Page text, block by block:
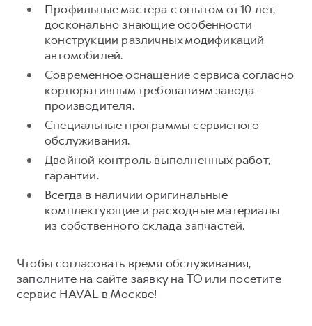
Профильные мастера с опытом от 10 лет,
досконально знающие особенности
конструкции различных модификаций
автомобилей.
Современное оснащение сервиса согласно
корпоративным требованиям завода-
производителя.
Специальные программы сервисного
обслуживания.
Двойной контроль выполненных работ,
гарантии.
Всегда в наличии оригинальные
комплектующие и расходные материалы
из собственного склада запчастей.
Чтобы согласовать время обслуживания,
заполните на сайте заявку на ТО или посетите
сервис HAVAL в Москве!